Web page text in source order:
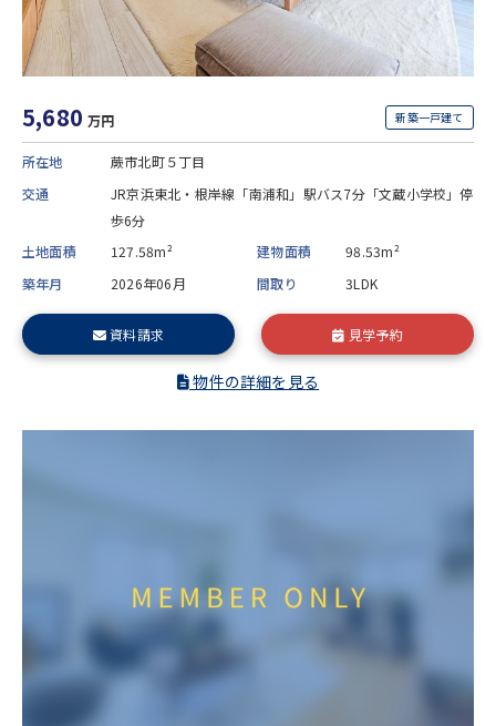
5,680 万円 新築一戸建て
所在地
蕨市北町５丁目
交通
JR京浜東北・根岸線「南浦和」駅バス7分「文蔵小学校」停
歩6分
土地面積
127.58m² 建物面積
98.53m²
築年月
2026年06月 間取り 3LDK
資料請求 見学予約
物件の詳細を見る